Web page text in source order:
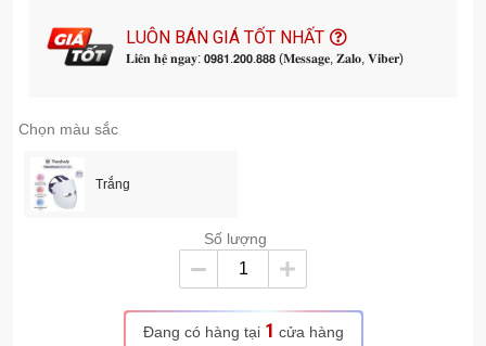
khuẩn gây mụn.
504 đèn LED đạt chuẩn y tế giúp phân bổ ánh sáng đồng
sáng để tăng cường hiệu quả chăm sóc da, hoặc có thể
chọn riêng 4 phút ánh sáng Đỏ, Đỏ + Hồng ngoại, hoặc
Xanh dương tùy nhu cầu cá nhân.
Công nghệ VibraWave™ mang lại cảm giác massage thư
Relax: tần số thấp, giúp thư giãn.
Refresh: tần số cao, giúp làm mới năng lượng cho da đầu.
Relieve: dao động dạng sóng, giúp giảm cảm giác căng
LUÔN BÁN GIÁ TỐT NHẤT
𝐋𝐢𝐞̂𝐧 𝐡𝐞̣̂ 𝐧𝐠𝐚𝐲: 𝟬𝟵𝟴𝟭.𝟮𝟬𝟬.𝟴𝟴𝟴 (𝐌𝐞𝐬𝐬𝐚𝐠𝐞, 𝐙𝐚𝐥𝐨, 𝐕𝐢𝐛𝐞𝐫)
Chọn màu sắc
Trắng
Số lượng
Đang có hàng tại 1 cửa hàng